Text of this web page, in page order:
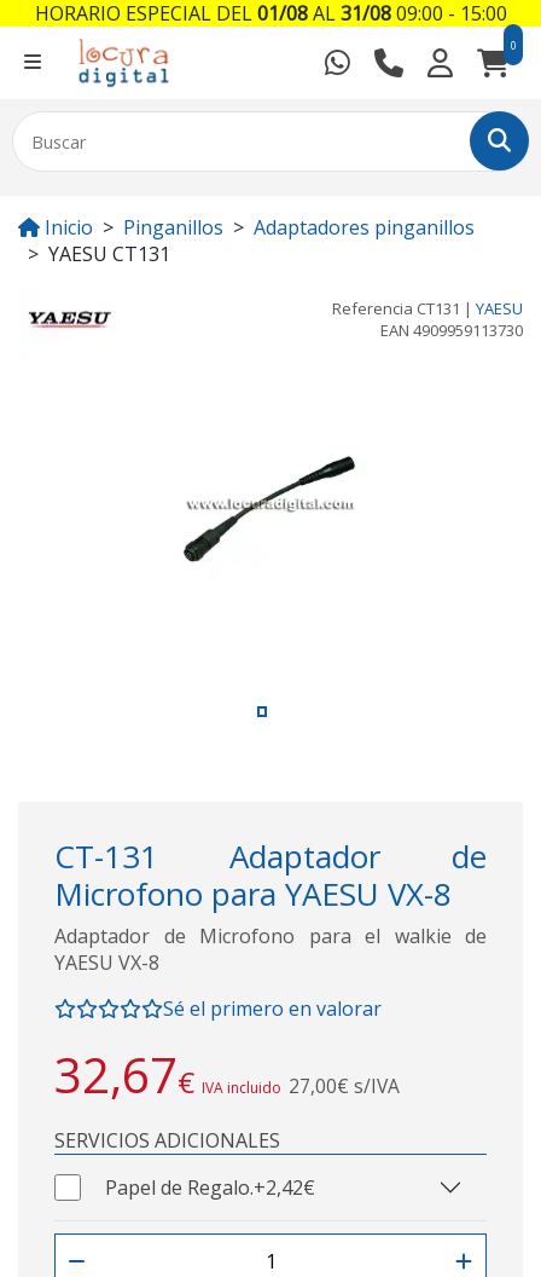
0
Inicio Pinganillos
Adaptadores pinganillos
YAESU CT131
Referencia CT131 | YAESU
EAN 4909959113730
CT-131 Adaptador de
Microfono para YAESU VX-8
Adaptador de Microfono para el walkie de
YAESU VX-8
Sé el primero en valorar
32,67€ IVA incluido 27,00€ s/IVA
SERVICIOS ADICIONALES
Papel de Regalo.+2,42€
HORARIO ESPECIAL DEL01/08AL31/0809:00 - 15:00